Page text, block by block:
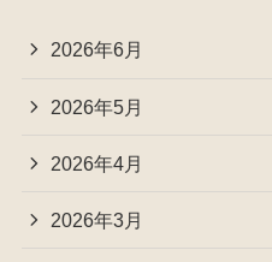
2026年6月
2026年5月
2026年4月
2026年3月